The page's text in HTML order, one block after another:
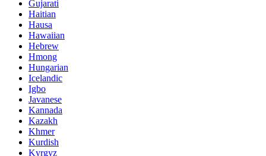
Gujarati
Haitian
Hausa
Hawaiian
Hebrew
Hmong
Hungarian
Icelandic
Igbo
Javanese
Kannada
Kazakh
Khmer
Kurdish
Kyrgyz